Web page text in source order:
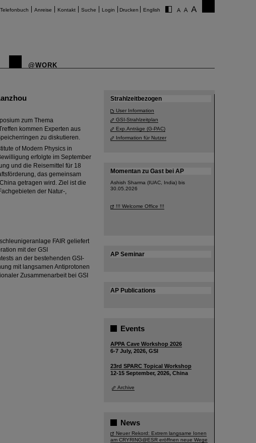
Telefonbuch Anreise Kontakt Suche Login Drucken English
@WORK
zum Thema
kommen Experten aus
zu diskutieren.
of Modern Physics in
erfolgte im September
und die Reisemittel für 18
das gemeinsam
getragen wird. Ziel ist die
der Natur-,
FAIR geliefert
mit der GSI
an der bestehenden GSI-
mit langsamen Antiprotonen
Zusammenarbeit bei GSI
Strahlzeitbezogen
User Information
GSI-Strahlzeitplan
Exp.Anträge (G-PAC)
Information für Nutzer
Momentan zu Gast bei AP
Ashish Sharma (IUAC, India) bis
30.05.2026
!!! Welcome Office !!!
AP Seminar
AP Publications
Events
APPA Cave Workshop 2026
6-7 July, 2026, GSI
23rd SPARC Topical Workshop
12-15 September, 2026, China
Archive
News
Neuer Rekord: Extrem langsame Ionen
am CRYRING@ESR eröffnen neue Wege